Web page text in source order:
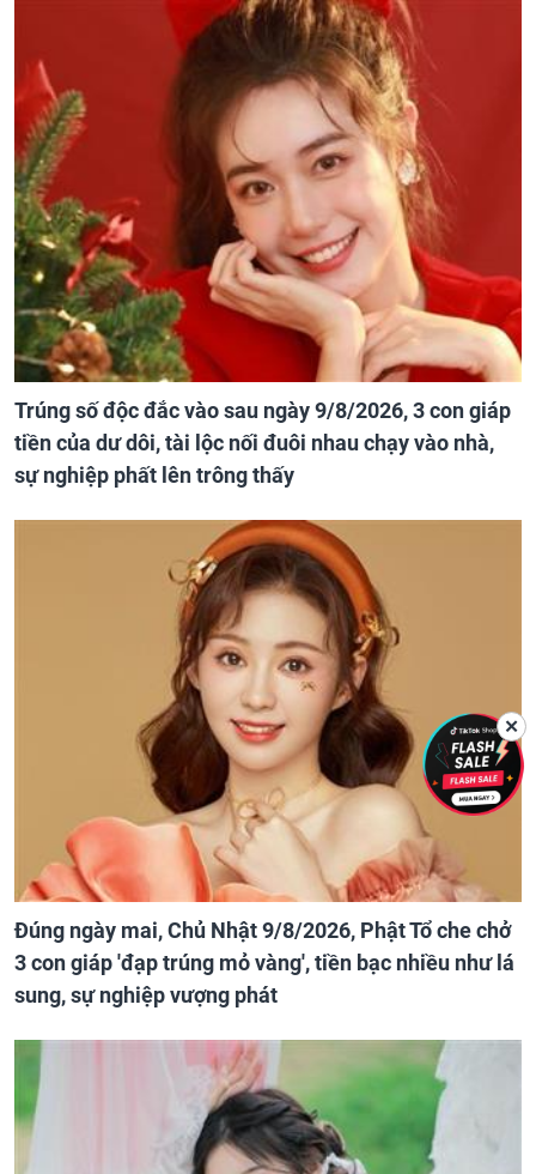
Trúng số độc đắc vào sau ngày 9/8/2026, 3 con giáp
tiền của dư dôi, tài lộc nối đuôi nhau chạy vào nhà,
sự nghiệp phất lên trông thấy
Đúng ngày mai, Chủ Nhật 9/8/2026, Phật Tổ che chở
3 con giáp 'đạp trúng mỏ vàng', tiền bạc nhiều như lá
sung, sự nghiệp vượng phát
✕